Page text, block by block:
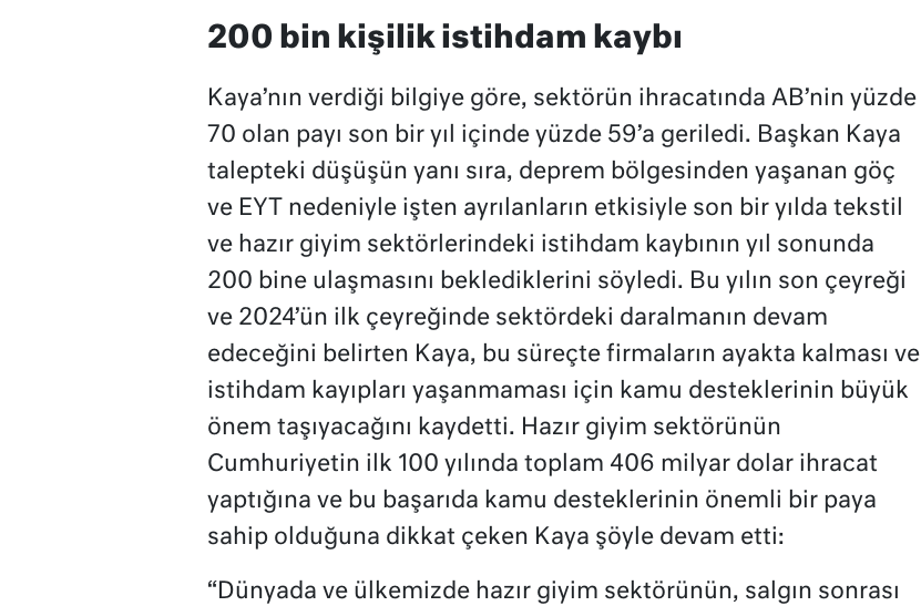
200 bin kişilik istihdam kaybı
Kaya’nın verdiği bilgiye göre, sektörün ihracatında AB’nin yüzde
70 olan payı son bir yıl içinde yüzde 59’a geriledi. Başkan Kaya
talepteki düşüşün yanı sıra, deprem bölgesinden yaşanan göç
ve EYT nedeniyle işten ayrılanların etkisiyle son bir yılda tekstil
ve hazır giyim sektörlerindeki istihdam kaybının yıl sonunda
200 bine ulaşmasını beklediklerini söyledi. Bu yılın son çeyreği
ve 2024’ün ilk çeyreğinde sektördeki daralmanın devam
edeceğini belirten Kaya, bu süreçte firmaların ayakta kalması ve
istihdam kayıpları yaşanmaması için kamu desteklerinin büyük
önem taşıyacağını kaydetti. Hazır giyim sektörünün
Cumhuriyetin ilk 100 yılında toplam 406 milyar dolar ihracat
yaptığına ve bu başarıda kamu desteklerinin önemli bir paya
sahip olduğuna dikkat çeken Kaya şöyle devam etti:
“Dünyada ve ülkemizde hazır giyim sektörünün, salgın sonrası